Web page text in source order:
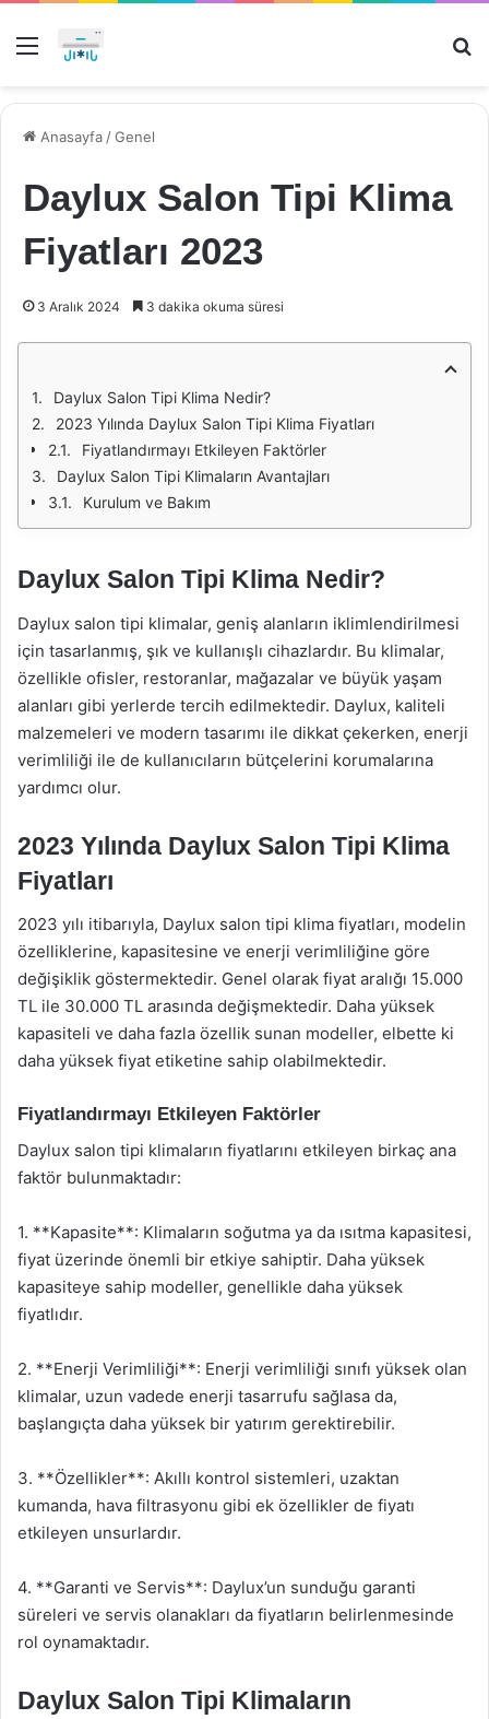
Menü
Anasayfa /Genel
Daylux Salon Tipi Klima
Fiyatları 2023
3 Aralık 2024 3 dakika okuma süresi
Daylux Salon Tipi Klima Nedir?
2023 Yılında Daylux Salon Tipi Klima Fiyatları
Fiyatlandırmayı Etkileyen Faktörler
Daylux Salon Tipi Klimaların Avantajları
Kurulum ve Bakım
Daylux Salon Tipi Klima Nedir?
Daylux salon tipi klimalar, geniş alanların iklimlendirilmesi
için tasarlanmış, şık ve kullanışlı cihazlardır. Bu klimalar,
özellikle ofisler, restoranlar, mağazalar ve büyük yaşam
alanları gibi yerlerde tercih edilmektedir. Daylux, kaliteli
malzemeleri ve modern tasarımı ile dikkat çekerken, enerji
verimliliği ile de kullanıcıların bütçelerini korumalarına
yardımcı olur.
2023 Yılında Daylux Salon Tipi Klima
Fiyatları
2023 yılı itibarıyla, Daylux salon tipi klima fiyatları, modelin
özelliklerine, kapasitesine ve enerji verimliliğine göre
değişiklik göstermektedir. Genel olarak fiyat aralığı 15.000
TL ile 30.000 TL arasında değişmektedir. Daha yüksek
kapasiteli ve daha fazla özellik sunan modeller, elbette ki
daha yüksek fiyat etiketine sahip olabilmektedir.
Fiyatlandırmayı Etkileyen Faktörler
Daylux salon tipi klimaların fiyatlarını etkileyen birkaç ana
faktör bulunmaktadır:
1. **Kapasite**: Klimaların soğutma ya da ısıtma kapasitesi,
fiyat üzerinde önemli bir etkiye sahiptir. Daha yüksek
kapasiteye sahip modeller, genellikle daha yüksek
fiyatlıdır.
2. **Enerji Verimliliği**: Enerji verimliliği sınıfı yüksek olan
klimalar, uzun vadede enerji tasarrufu sağlasa da,
başlangıçta daha yüksek bir yatırım gerektirebilir.
3. **Özellikler**: Akıllı kontrol sistemleri, uzaktan
kumanda, hava filtrasyonu gibi ek özellikler de fiyatı
etkileyen unsurlardır.
4. **Garanti ve Servis**: Daylux’un sunduğu garanti
süreleri ve servis olanakları da fiyatların belirlenmesinde
rol oynamaktadır.
Daylux Salon Tipi Klimaların